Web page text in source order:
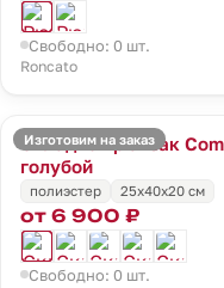
Свободно: 0 шт.
Roncato
Изготовим на заказ
Складной рюкзак
голубой
полиэстер 25x40x20 см
от 6 900 ₽
Свободно: 0 шт.